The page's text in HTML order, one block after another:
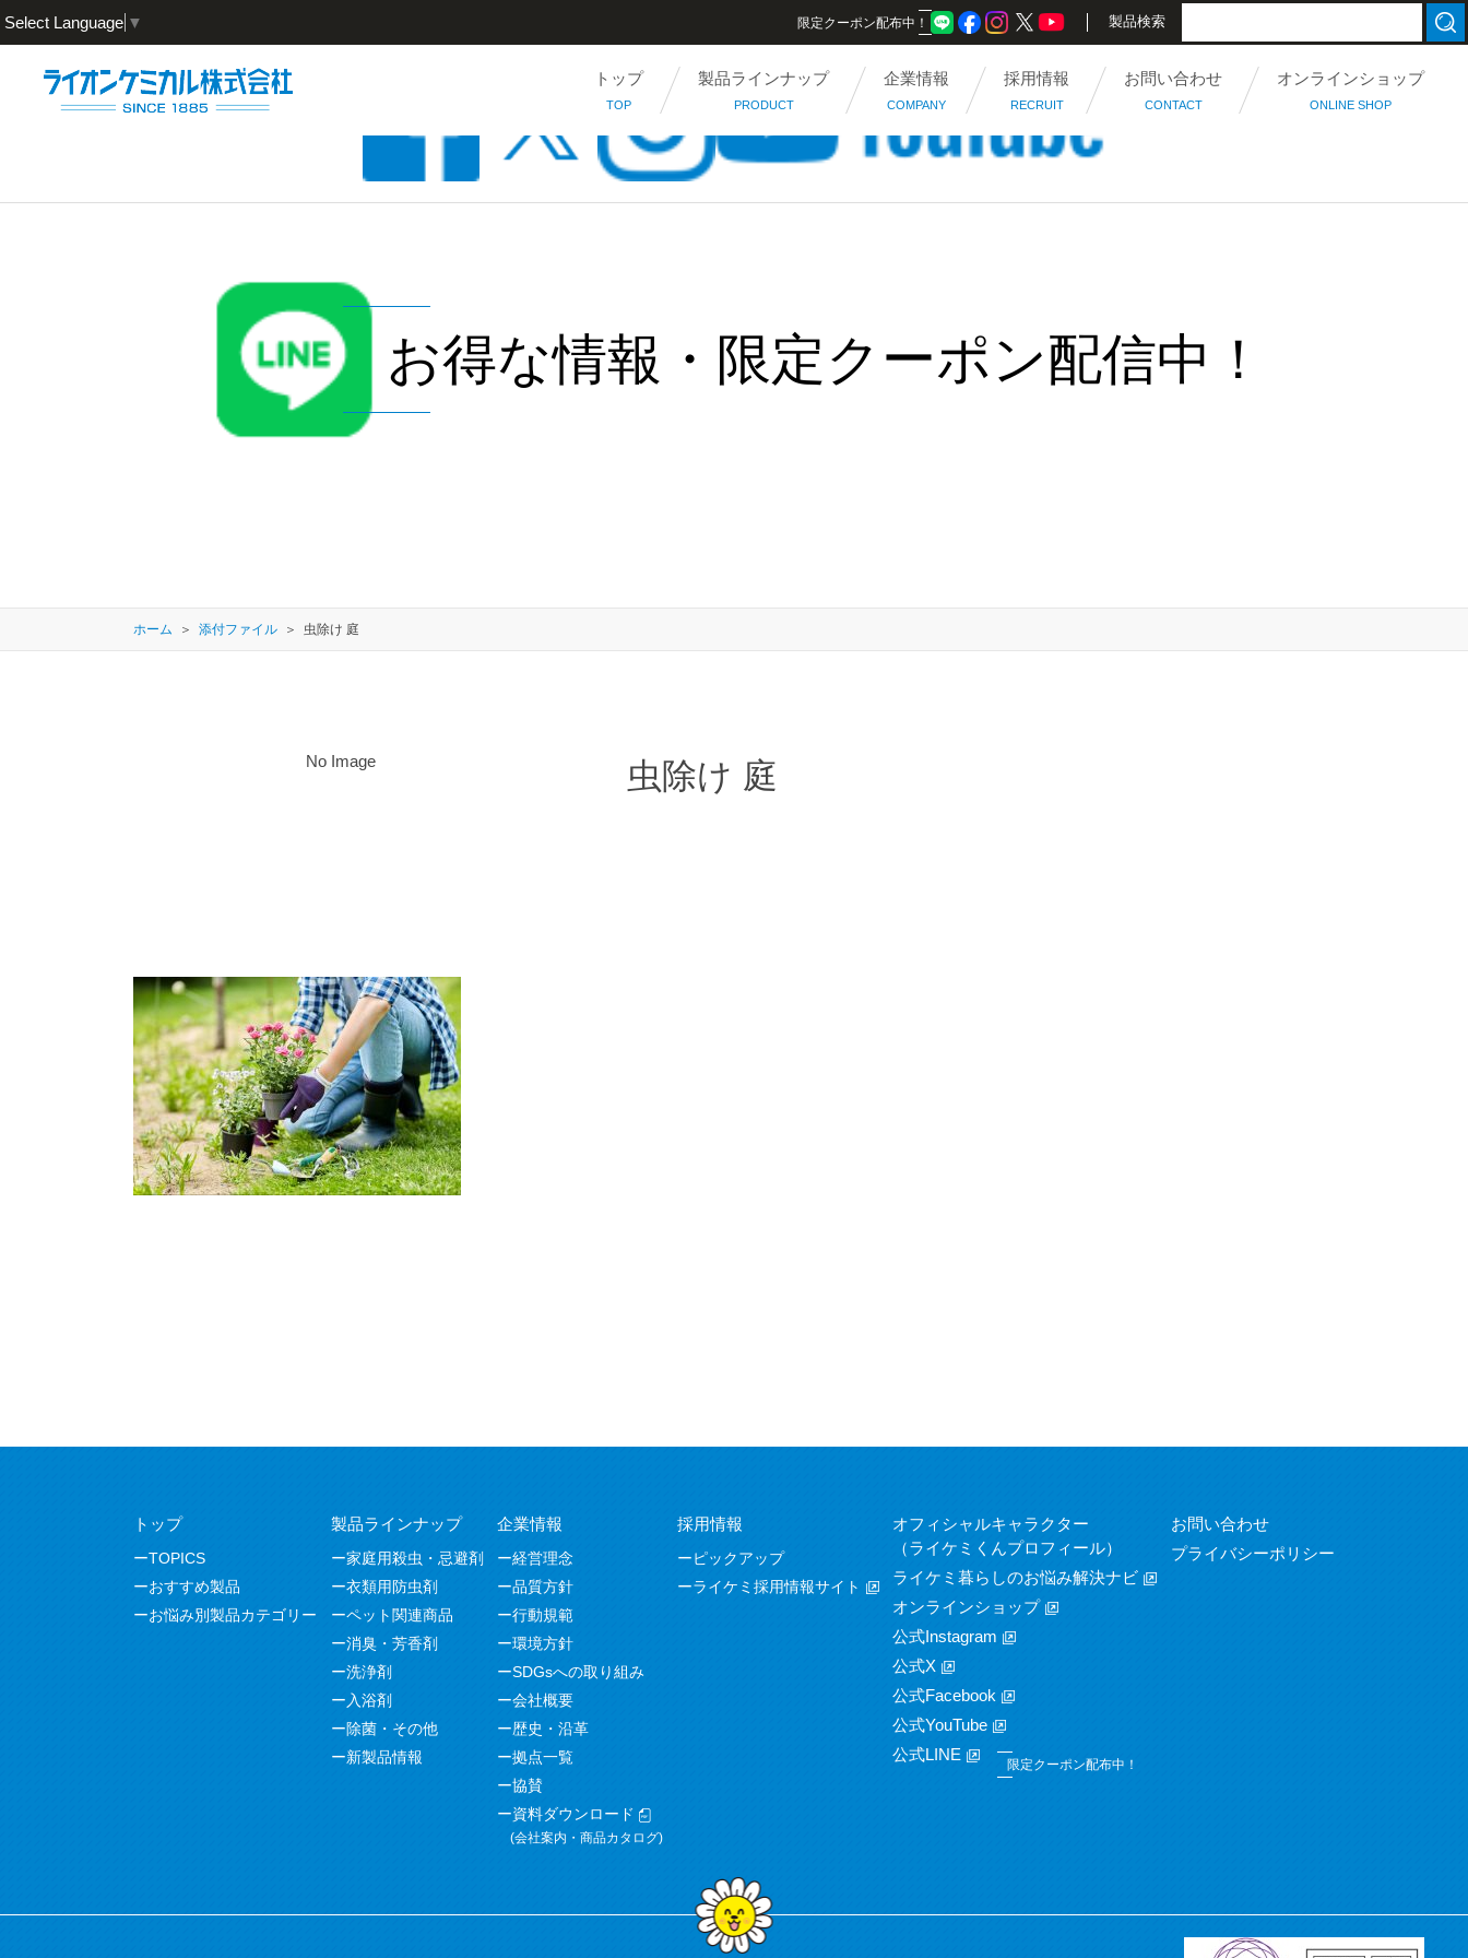
Select Language ▼ 限定クーポン配布中！ 製品検索
トップ
TOP
製品ラインナップ
PRODUCT
企業情報
COMPANY
採用情報
RECRUIT
お問い合わせ
CONTACT
オンラインショップ
ONLINE SHOP
お得な情報・限定クーポン配信中！
ホーム 添付ファイル 虫除け 庭
No Image 虫除け 庭
トップ
TOPICS
おすすめ製品
お悩み別製品カテゴリー
製品ラインナップ
家庭用殺虫・忌避剤
衣類用防虫剤
ペット関連商品
消臭・芳香剤
洗浄剤
入浴剤
除菌・その他
新製品情報
企業情報
経営理念
品質方針
行動規範
環境方針
SDGsへの取り組み
会社概要
歴史・沿革
拠点一覧
協賛
資料ダウンロード
(会社案内・商品カタログ)
採用情報
ピックアップ
ライケミ採用情報サイト
オフィシャルキャラクター
（ライケミくんプロフィール）
ライケミ暮らしのお悩み解決ナビ
オンラインショップ
公式Instagram
公式X
公式Facebook
公式YouTube
公式LINE
限定クーポン配布中！
お問い合わせ
プライバシーポリシー